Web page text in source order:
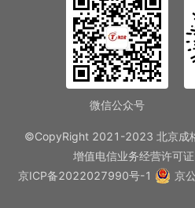
微信公众号
©CopyRight 2021-2023 北京成
增值电信业务经营许可
京ICP备2022027990号-1
京